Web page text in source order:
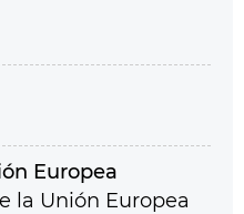
Europea
la Unión Europea